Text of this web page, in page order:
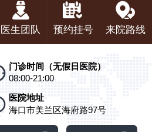
医生团队 预约挂号 来院路线
门诊时间（无假日医院）
08:00-21:00
医院地址
海口市美兰区海府路97号